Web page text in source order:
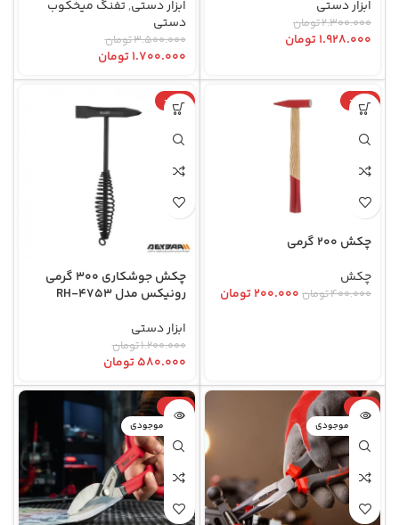
ابزار دستی
۲.۳۰۰.۰۰۰تومان
۱.۹۲۸.۰۰۰تومان
ابزار دستی,تفنگ میخکوب
دستی
۳.۵۰۰.۰۰۰تومان
۱.۷۰۰.۰۰۰ تومان
-50%
چکش 200 گرمی
چکش
۴۰۰.۰۰۰تومان ۲۰۰.۰۰۰تومان
-52%
چکش جوشکاری 300 گرمی
رونیکس مدل RH-4753
ابزار دستی
۱.۲۰۰.۰۰۰تومان
۵۸۰.۰۰۰ تومان
-16%
اتمام موجودی
-15%
اتمام موجودی